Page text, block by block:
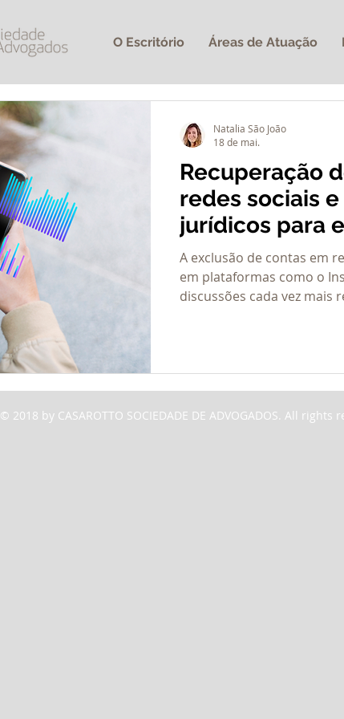
O Escritório Áreas de Atuação
Recuperação
redes sociais
jurídicos para
usuários
A exclusão de contas em
em plataformas como o
discussões cada vez mais
fotos e vídeos
plataforma, reforçando a
Proteção de Dados (LGPD)
Natalia São João
18 de mai.
© 2018 by CASAROTTO SOCIEDADE DE ADVOGADOS. All rights